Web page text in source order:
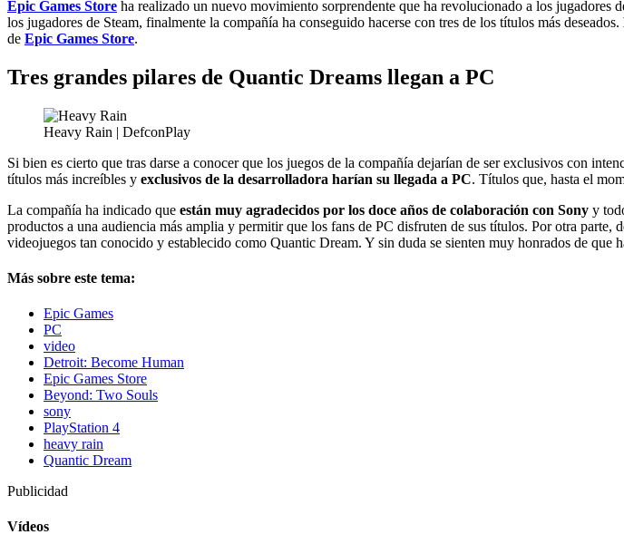
Epic Games Store ha realizado un nuevo movimiento sorprendente que ha revolucionado a los jugadores
los jugadores de Steam, finalmente la compañía ha conseguido hacerse con tres de los títulos más deseados.
de Epic Games Store.
Tres grandes pilares de Quantic Dreams llegan a PC
Heavy Rain | DefconPlay
Si bien es cierto que tras darse a conocer que los juegos de la compañía dejarían de ser exclusivos con
títulos más increíbles y exclusivos de la desarrolladora harían su llegada a PC. Títulos que, hasta el
La compañía ha indicado que están muy agradecidos por los doce años de colaboración con Sony y
productos a una audiencia más amplia y permitir que los fans de PC disfruten de sus títulos. Por otra
videojuegos tan conocido y establecido como Quantic Dream. Y sin duda se sienten muy honrados de que
Más sobre este tema:
Epic Games
PC
video
Detroit: Become Human
Epic Games Store
Beyond: Two Souls
sony
PlayStation 4
heavy rain
Quantic Dream
Publicidad
Vídeos